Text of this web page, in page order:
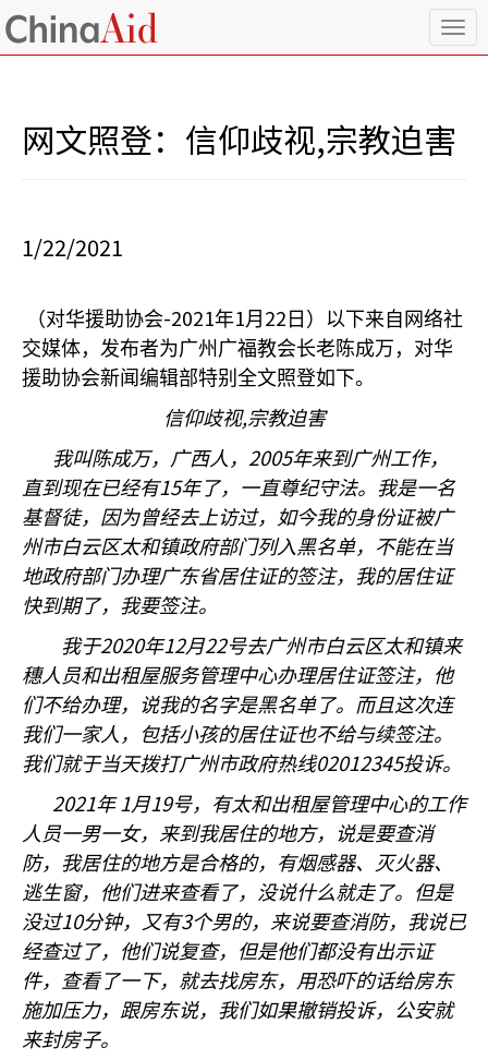
T
o
e
i
网文照登：信仰歧视,宗教迫害
1/22/2021
（对华援助协会-2021年1月 22 日）以下来自网络社
交媒体，发布者为广州广福教会长老陈成万，对华
援助协会新闻编辑部特别全文照登如下。
信仰歧视,宗教迫害
我叫陈成万，广西人， 2005年来到广州工作，
直到现在已经有15年了，一直尊纪守法。我是一名
基督徒，因为曾经去上访过，如今我的身份证被广
州市白云区太和镇政府部门列入黑名单，不能在当
地政府部门办理广东省居住证的签注，我的居住证
快到期了，我要签注。
我于2020年12月22号去广州市白云区太和镇来
穗人员和出租屋服务管理中心办理居住证签注，他
们不给办理，说我的名字是黑名单了。而且这次连
我们一家人，包括小孩的居住证也不给与续签注。
我们就于当天拨打广州市政府热线02012345投诉。
2021年1月19号，有太和出租屋管理中心的工作
人员一男一女，来到我居住的地方，说是要查消
防，我居住的地方是合格的，有烟感器、灭火器、
逃生窗，他们进来查看了，没说什么就走了。但是
没过10分钟，又有3个男的，来说要查消防，我说已
经查过了，他们说复查，但是他们都没有出示证
件，查看了一下，就去找房东，用恐吓的话给房东
施加压力，跟房东说，我们如果撤销投诉，公安就
来封房子。